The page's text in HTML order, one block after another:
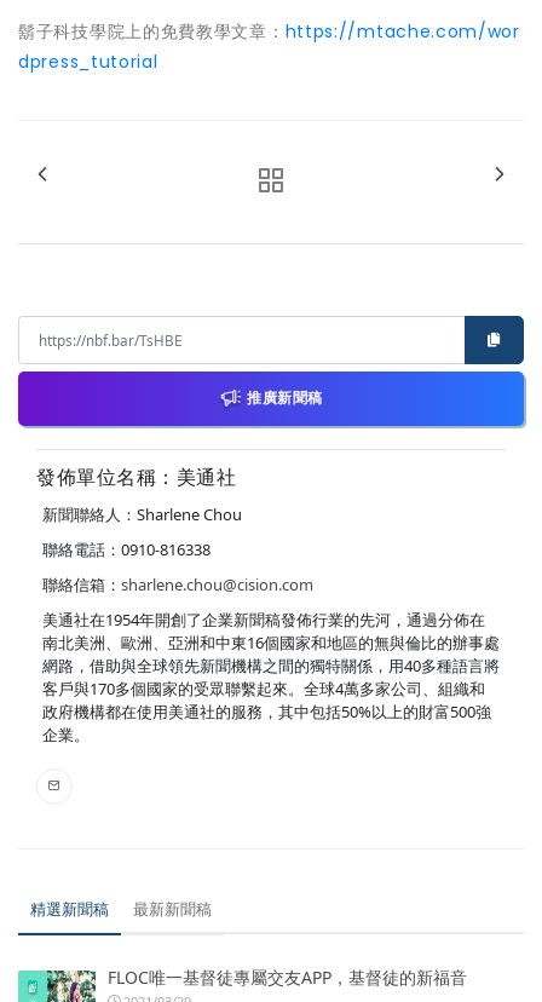
鬍子科技學院上的免費教學文章： https://mtache.com/wor
dpress_tutorial
推廣新聞稿
發佈單位名稱：美通社
新聞聯絡人：Sharlene Chou
聯絡電話：0910-816338
聯絡信箱： sharlene.chou@cision.com
美通社在1954年開創了企業新聞稿發佈行業的先河，通過分佈在
南北美洲、歐洲、亞洲和中東16個國家和地區的無與倫比的辦事處
網路，借助與全球領先新聞機構之間的獨特關係，用40多種語言將
客戶與170多個國家的受眾聯繫起來。全球4萬多家公司、組織和
政府機構都在使用美通社的服務，其中包括50%以上的財富500強
企業。
精選新聞稿 最新新聞稿
FLOC唯一基督徒專屬交友APP，基督徒的新福音